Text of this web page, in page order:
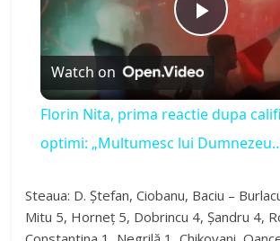
P
l
a
y
Watch on
Florin Nita, prima reactie dupa
optimi: „Multumesc lui
Steaua: D. Ștefan, Ciobanu, Baciu –
Mitu 5, Horneț 5, Dobrincu 4, Șandru 4,